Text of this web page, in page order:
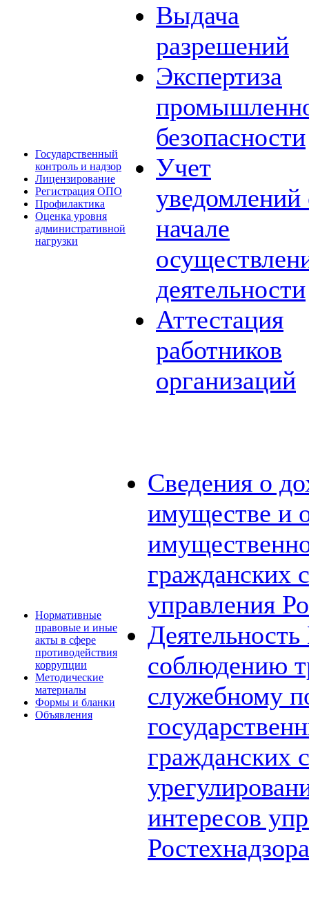
Государственный
контроль и надзор
Лицензирование
Регистрация ОПО
Профилактика
Оценка уровня
административной
нагрузки
Выдача
разрешений
Экспертиза
безопасности
Учет
уведомлений
начале
деятельности
Аттестация
работников
организаций
Нормативные
правовые и иные
акты в сфере
противодействия
коррупции
Методические
материалы
Формы и бланки
Объявления
Сведения о
имуществе и
гражданских
управления
соблюдению
служебному
гражданских
интересов
Ростехнадзора